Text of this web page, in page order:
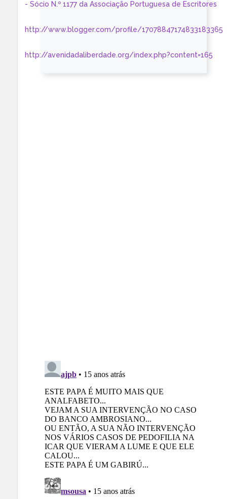
- Sócio N.º 1177 da Associação Portuguesa de Escritores
http://www.blogger.com/profile/17078847174833183365
http://avenidadaliberdade.org/index.php?content=165